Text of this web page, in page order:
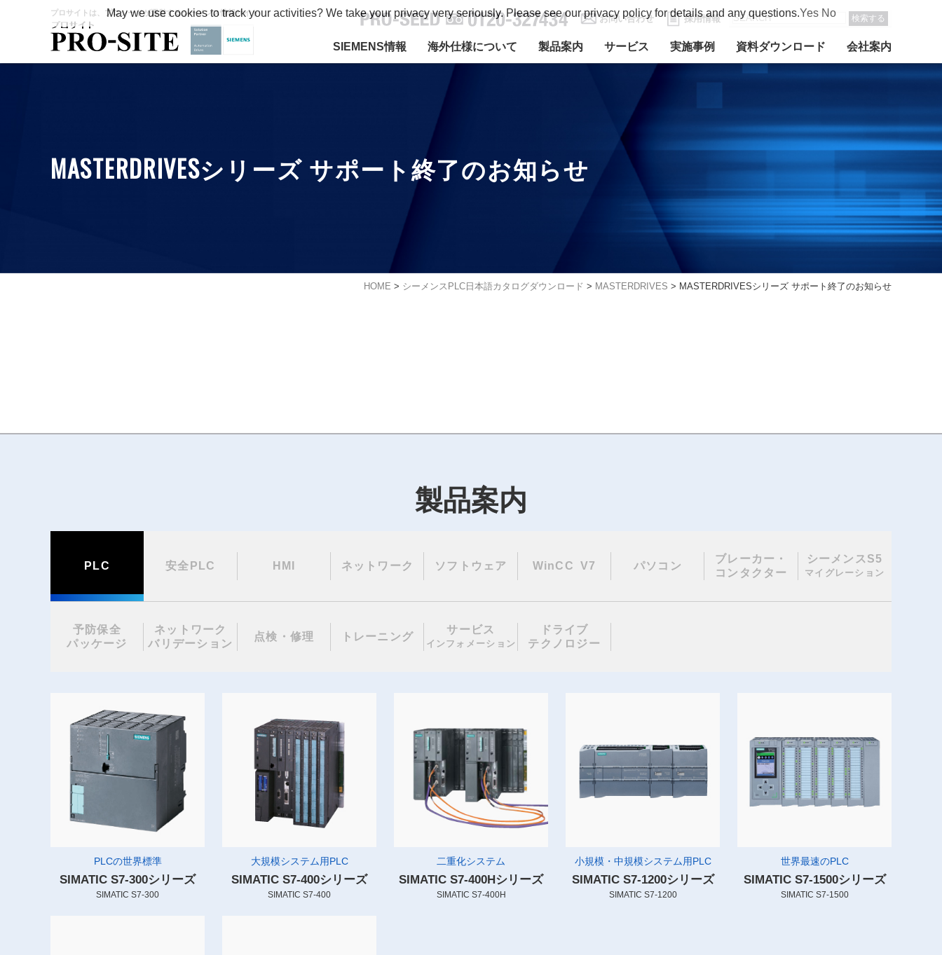
プロサイトは、プロシードが運営するシーメンス情報サイト
SIEMENS情報 海外仕様について 製品案内 サービス 実施事例 資料ダウンロード 会社案内
お問い合わせ 採用情報 検索する
MASTERDRIVESシリーズ サポート終了のお知らせ
HOME > シーメンスPLC日本語カタログダウンロード > MASTERDRIVES > MASTERDRIVESシリーズ サポート終了のお知らせ
製品案内
PLC 安全PLC HMI ネットワーク ソフトウェア WinCC V7 パソコン
ブレーカー・
コンタクター
シーメンスS5
マイグレーション
予防保全
パッケージ
ネットワーク
バリデーション
点検・修理 トレーニング
サービス
インフォメーション
ドライブ
テクノロジー
PLCの世界標準
SIMATIC S7-300シリーズ
SIMATIC S7-300
大規模システム用PLC
SIMATIC S7-400シリーズ
SIMATIC S7-400
二重化システム
SIMATIC S7-400Hシリーズ
SIMATIC S7-400H
小規模・中規模システム用PLC
SIMATIC S7-1200シリーズ
SIMATIC S7-1200
世界最速のPLC
SIMATIC S7-1500シリーズ
SIMATIC S7-1500
May we use cookies to track your activities? We take your privacy very seriously. Please see our privacy policy for details and any questions.Yes No